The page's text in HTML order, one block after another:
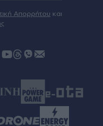
σένα" (Βίντεο)
Έβανς, που πάει
Απορρήτου και